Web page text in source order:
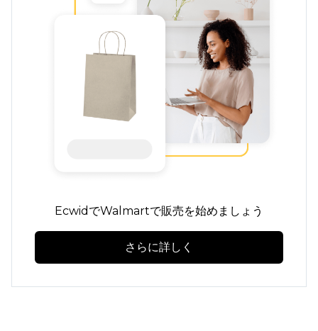
EcwidでWalmartで販売を始めましょう
さらに詳しく